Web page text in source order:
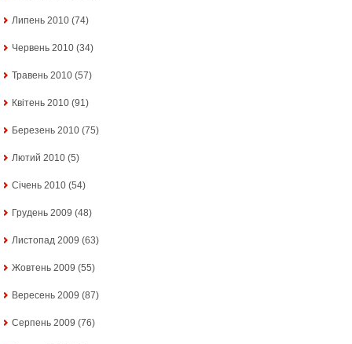
Липень 2010 (74)
Червень 2010 (34)
Травень 2010 (57)
Квітень 2010 (91)
Березень 2010 (75)
Лютий 2010 (5)
Січень 2010 (54)
Грудень 2009 (48)
Листопад 2009 (63)
Жовтень 2009 (55)
Вересень 2009 (87)
Серпень 2009 (76)